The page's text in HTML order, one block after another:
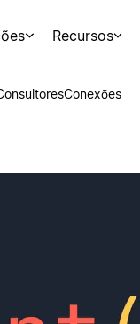
Recursos
Conexões